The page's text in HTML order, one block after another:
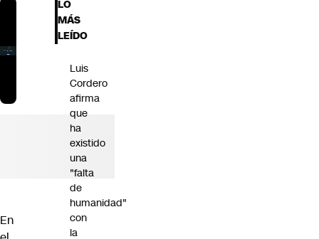
En
LO
MÁS
LEÍDO
Luis
Cordero
afirma
que
ha
existido
una
"falta
de
humanidad"
con
la